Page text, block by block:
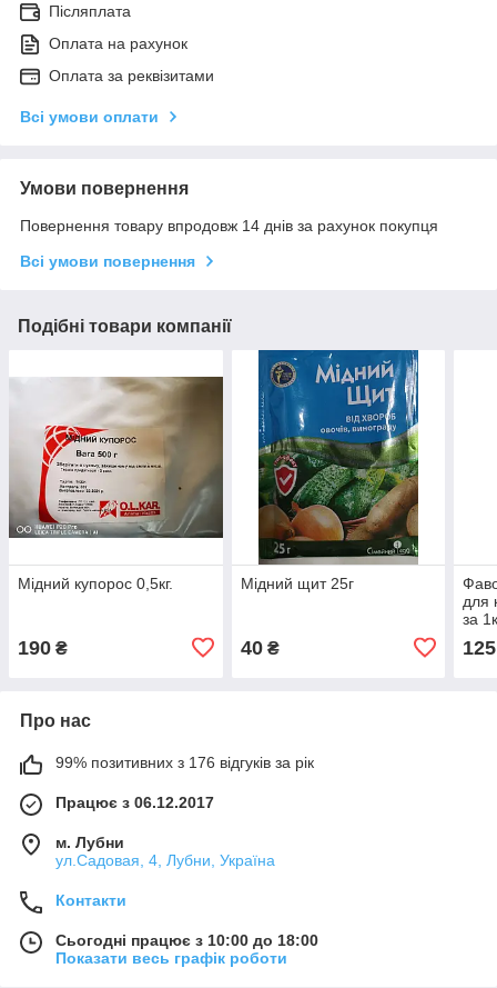
Післяплата
Оплата на рахунок
Оплата за реквізитами
Всі умови оплати
Умови повернення
Повернення товару впродовж 14 днів за рахунок покупця
Всі умови повернення
Подібні товари компанії
Мідний купорос 0,5кг.
190 ₴
Мідний щит 25г
40₴
для
за
125
Про нас
99% позитивних з 176 відгуків за рік
Працює з 06.12.2017
м. Лубни
ул.Садовая, 4, Лубни, Україна
Контакти
Сьогодні працює з 10:00 до 18:00
Показати весь графік роботи